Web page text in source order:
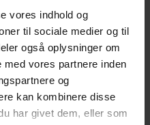
vores indhold og
til sociale medier og til
også oplysninger om
vores partnere inden
og
kan kombinere disse
har givet dem, eller som
til at
annoncer
og præferencer
af
Cookien
et krypteret
giver Facebook
for at